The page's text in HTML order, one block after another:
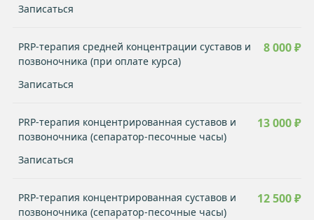
Записаться
PRP-терапия средней концентрации суставов и
позвоночника (при оплате курса)
Записаться
8 000 ₽
PRP-терапия концентрированная суставов и
позвоночника (сепаратор-песочные часы)
Записаться
13 000 ₽
PRP-терапия концентрированная суставов и
позвоночника (сепаратор-песочные часы)
12 500 ₽